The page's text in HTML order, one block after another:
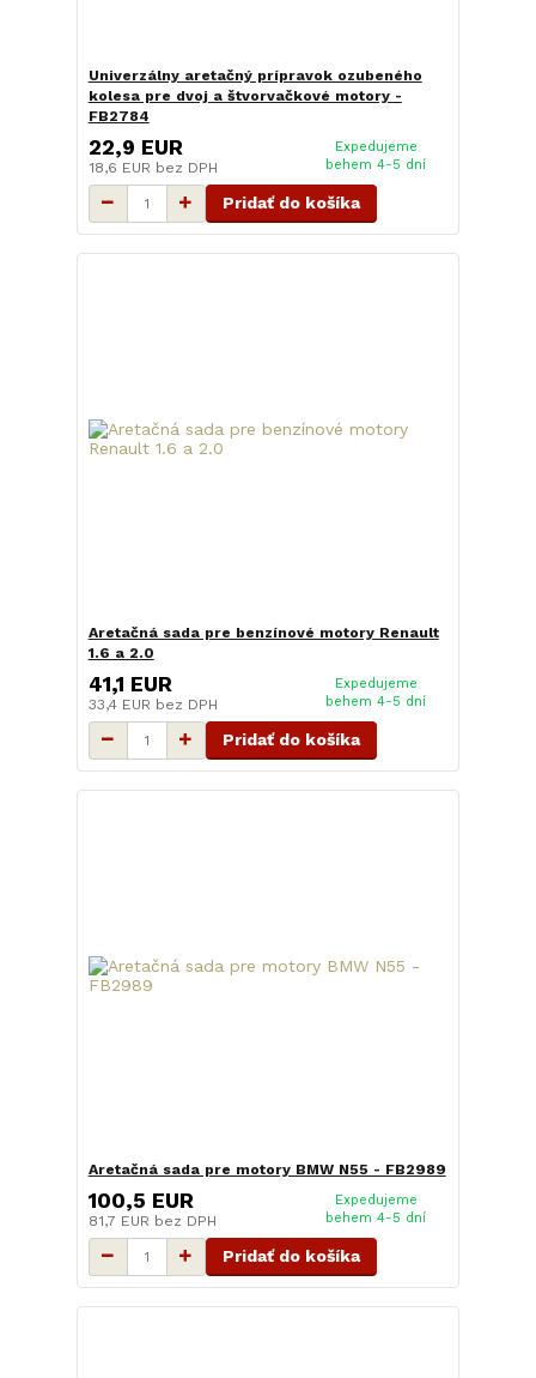
Univerzálny aretačný prípravok ozubeného
kolesa pre dvoj a štvorvačkové motory -
FB2784
22,9 EUR
18,6 EUR bez DPH
Expedujeme
behem 4-5 dní
Pridať do košíka
Aretačná sada pre benzínové motory Renault
1.6 a 2.0
41,1 EUR
33,4 EUR bez DPH
Expedujeme
behem 4-5 dní
Pridať do košíka
Aretačná sada pre motory BMW N55 - FB2989
100,5 EUR
81,7 EUR bez DPH
Expedujeme
behem 4-5 dní
Pridať do košíka